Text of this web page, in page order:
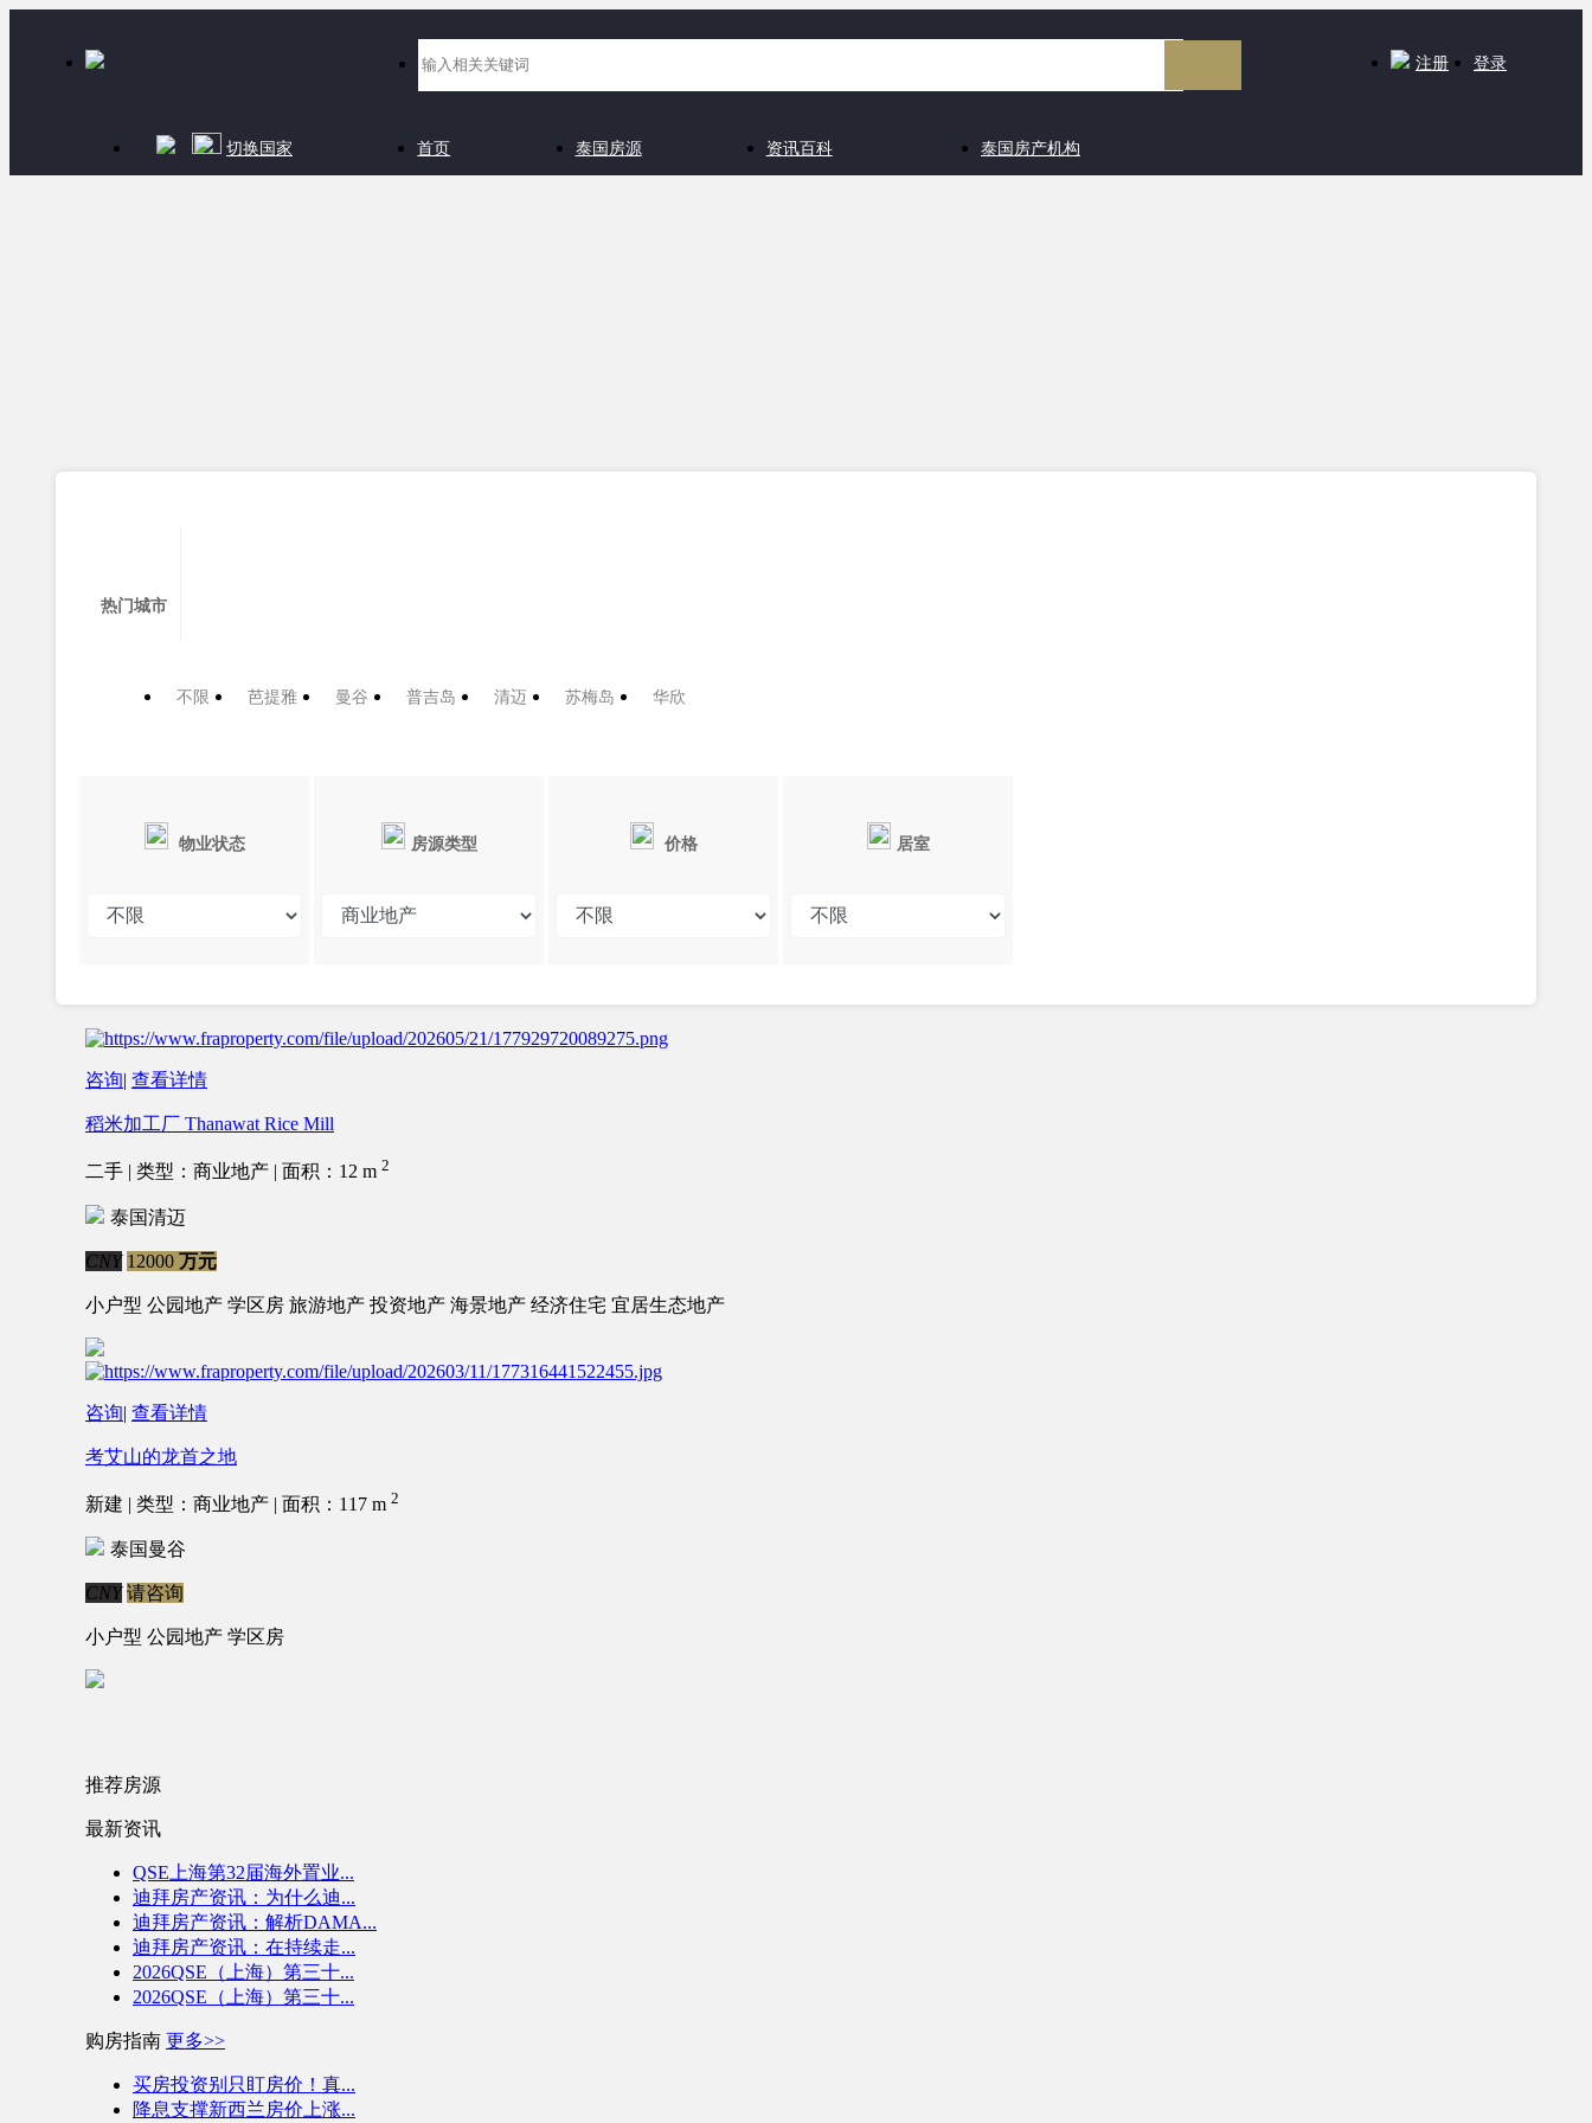
注册 登录
切换国家 首页 泰国房源 资讯百科 泰国房产机构
热门城市
不限 芭提雅 曼谷 普吉岛 清迈 苏梅岛 华欣
物业状态 房源类型 价格 居室
咨询| 查看详情
稻米加工厂 Thanawat Rice Mill
二手 | 类型：商业地产 | 面积：12 m 2
泰国清迈
CNY 12000 万元
小户型 公园地产 学区房 旅游地产 投资地产 海景地产 经济住宅 宜居生态地产
咨询| 查看详情
考艾山的龙首之地
新建 | 类型：商业地产 | 面积：117 m 2
泰国曼谷
CNY 请咨询
小户型 公园地产 学区房
推荐房源
最新资讯
QSE上海第32届海外置业...
迪拜房产资讯：为什么迪...
迪拜房产资讯：解析DAMA...
迪拜房产资讯：在持续走...
2026QSE（上海）第三十...
2026QSE（上海）第三十...
购房指南 更多>>
买房投资别只盯房价！真...
降息支撑新西兰房价上涨...